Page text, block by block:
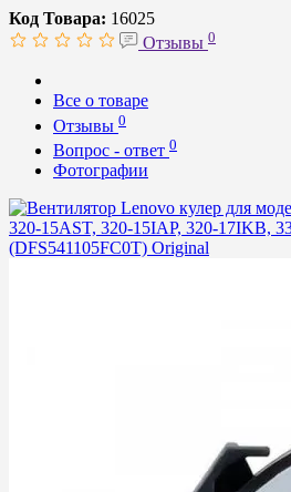
Код Товара: 16025
Отзывы 0
Все о товаре
Отзывы 0
Вопрос - ответ 0
Фотографии